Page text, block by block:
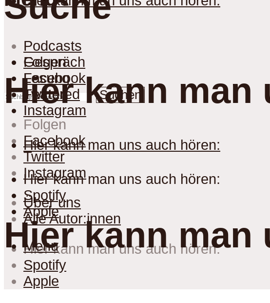
Suchen
Hier kann man
Hier kann man uns auch hören:
Spotify
Apple
Menu
Folgen
Facebook
Twitter
Instagram
Hier kann man uns auch hören:
Hier kann man
Podcasts
Gespräch
Lesung
Featured
Folgen
Facebook
Twitter
Instagram
Über uns
Alle Autor:innen
Hier kann man uns auch hören:
Spotify
Apple